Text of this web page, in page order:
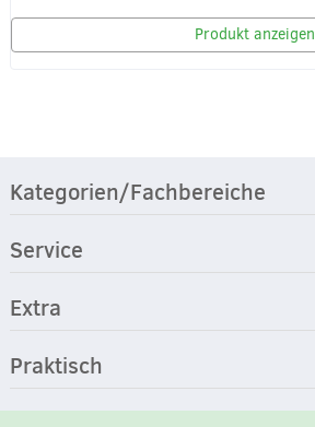
Produkt anzeigen
Kategorien/Fachbereiche
Service
Extra
Praktisch